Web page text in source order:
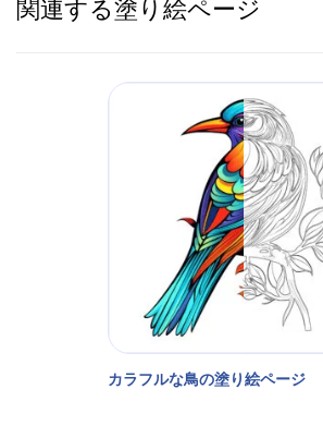
関連する塗り絵ページ
カラフルな鳥の塗り絵ページ